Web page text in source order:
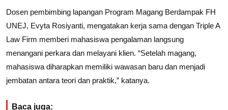
Dosen pembimbing lapangan Program Magang Berdampak FH
UNEJ, Evyta Rosiyanti, mengatakan kerja sama dengan Triple A
Law Firm memberi mahasiswa pengalaman langsung
menangani perkara dan melayani klien. “Setelah magang,
mahasiswa diharapkan memiliki wawasan baru dan menjadi
jembatan antara teori dan praktik,” katanya.
Baca juga: